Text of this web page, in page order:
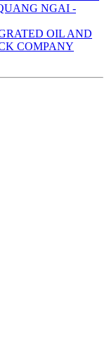
NGAI -
OIL AND
COMPANY